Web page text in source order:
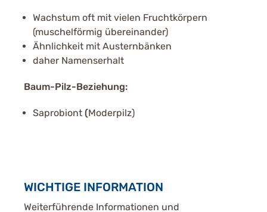
Wachstum oft mit vielen Fruchtkörpern
(muschelförmig übereinander)
Ähnlichkeit mit Austernbänken
daher Namenserhalt
Baum-Pilz-Beziehung:
Saprobiont (Moderpilz)
WICHTIGE INFORMATION
Weiterführende Informationen und